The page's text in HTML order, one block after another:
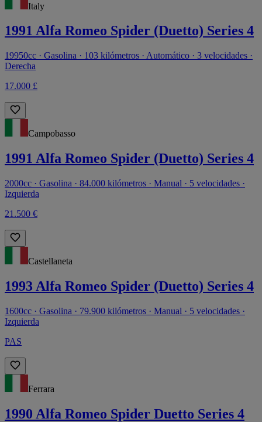
Italy
1991 Alfa Romeo Spider (Duetto) Series 4
19950cc · Gasolina · 103 kilómetros · Automático · 3 velocidades ·
Derecha
17.000 £
Campobasso
1991 Alfa Romeo Spider (Duetto) Series 4
2000cc · Gasolina · 84.000 kilómetros · Manual · 5 velocidades ·
Izquierda
21.500 €
Castellaneta
1993 Alfa Romeo Spider (Duetto) Series 4
1600cc · Gasolina · 79.900 kilómetros · Manual · 5 velocidades ·
Izquierda
PAS
Ferrara
1990 Alfa Romeo Spider Duetto Series 4